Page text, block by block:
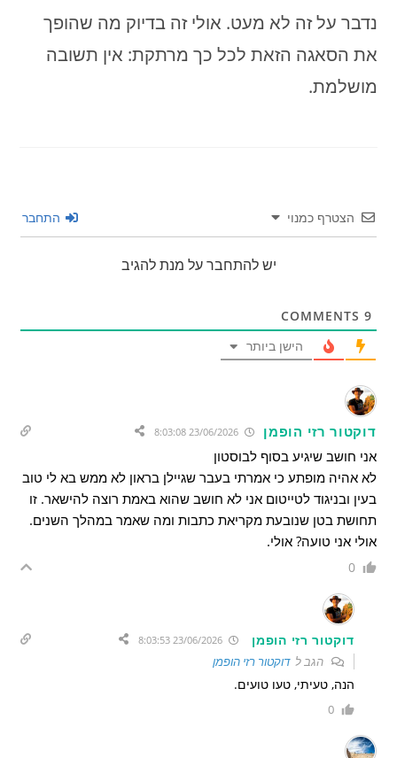
נדבר על זה לא מעט. אולי זה בדיוק מה שהופך
את הסאגה הזאת לכל כך מרתקת: אין תשובה
מושלמת.
הצטרף כמנוי התחבר
יש להתחבר על מנת להגיב
9
הישן ביותר
דוקטור רזי הופמן
אני חושב שיגיע בסוף לבוסטון
לא אהיה מופתע כי אמרתי בעבר שגיילן בראון לא ממש בא לי טוב
בעין ובניגוד לטייטום אני לא חושב שהוא באמת רוצה להישאר. זו
תחושת בטן שנובעת מקריאת כתבות ומה שאמר במהלך השנים.
אולי אני טועה? אולי.
0
דוקטור רזי הופמן
הגב לדוקטור רזי הופמן
הנה, טעיתי, טעו טועים.
0